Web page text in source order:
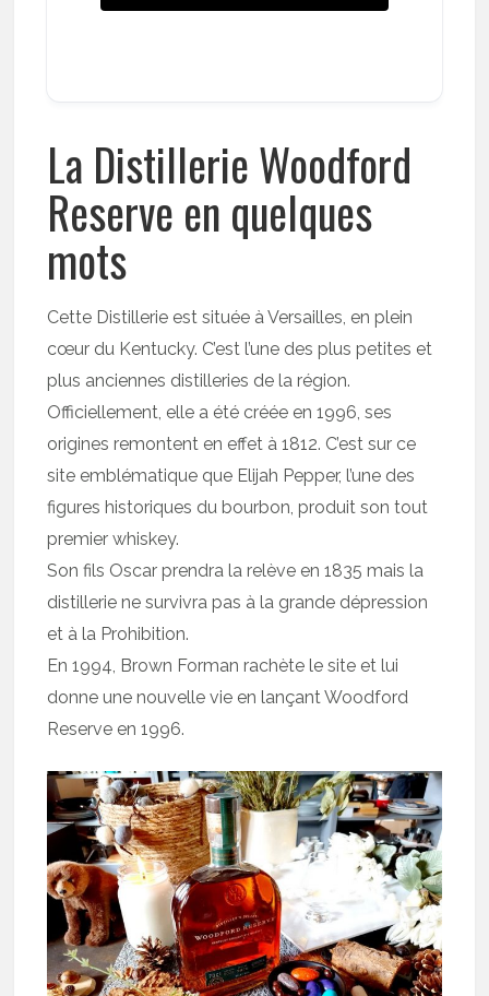
La Distillerie Woodford
Reserve en quelques
mots
Cette Distillerie est située à Versailles, en plein
cœur du Kentucky. C’est l’une des plus petites et
plus anciennes distilleries de la région.
Officiellement, elle a été créée en 1996, ses
origines remontent en effet à 1812. C’est sur ce
site emblématique que Elijah Pepper, l’une des
figures historiques du bourbon, produit son tout
premier whiskey.
Son fils Oscar prendra la relève en 1835 mais la
distillerie ne survivra pas à la grande dépression
et à la Prohibition.
En 1994, Brown Forman rachète le site et lui
donne une nouvelle vie en lançant Woodford
Reserve en 1996.